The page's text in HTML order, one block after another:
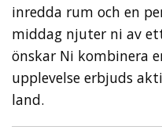
inredda rum och en
middag njuter ni av
önskar Ni kombinera
upplevelse erbjuds
land.